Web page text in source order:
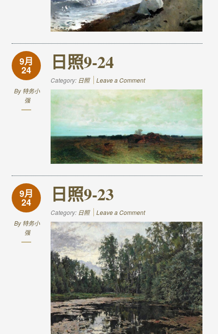
9月
24
By特务小
强
日照9-24
Category: 日照 Leave a Comment
9月
24
By特务小
强
日照9-23
Category: 日照 Leave a Comment